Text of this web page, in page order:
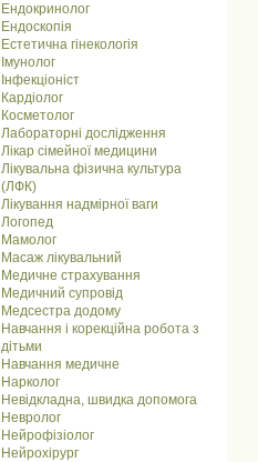
Ендокринолог
Ендоскопія
Естетична гінекологія
Імунолог
Інфекціоніст
Кардіолог
Косметолог
Лабораторні дослідження
Лікар сімейної медицини
Лікувальна фізична культура
(ЛФК)
Лікування надмірної ваги
Логопед
Мамолог
Масаж лікувальний
Медичне страхування
Медичний супровід
Медсестра додому
Навчання і корекційна робота з
дітьми
Навчання медичне
Нарколог
Невідкладна, швидка допомога
Невролог
Нейрофізіолог
Нейрохірург